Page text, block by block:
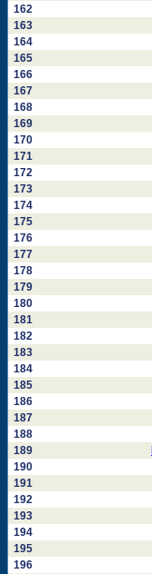
162
163
164
165
166
167
168
169
170
171
172
173
174
175
176
177
178
179
180
181
182
183
184
185
186
187
188
189
190
191
192
193
194
195
196